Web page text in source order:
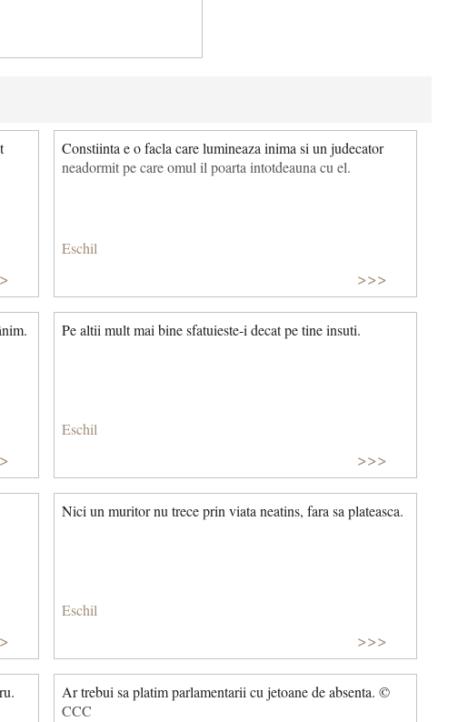
Constiinta e o facla care lumineaza inima si un judecator
neadormit pe care omul il poarta intotdeauna cu el.
Eschil
>>>
Pe altii mult mai bine sfatuieste-i decat pe tine insuti.
Eschil
>>>
Nici un muritor nu trece prin viata neatins, fara sa plateasca.
Eschil
>>>
Ar trebui sa platim parlamentarii cu jetoane de absenta. ©
CCC